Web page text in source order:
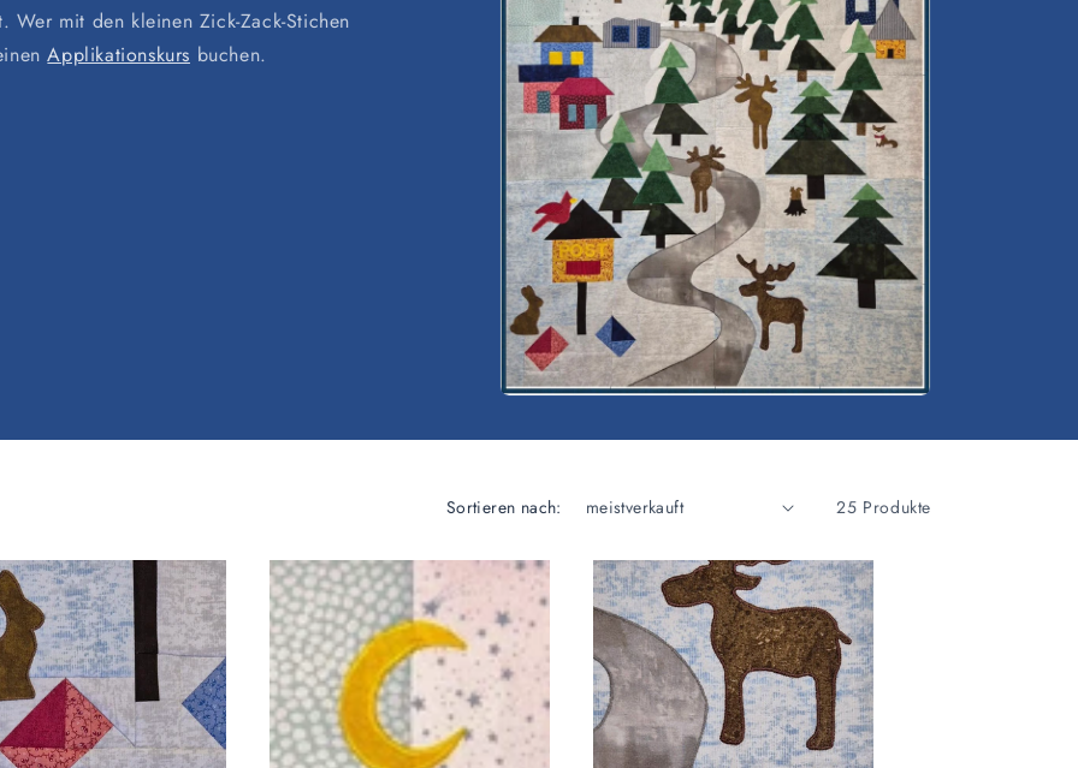
mit den kleinen Zick-Zack-Stichen
Applikationskurs buchen.
Sortieren nach: 25 Produkte